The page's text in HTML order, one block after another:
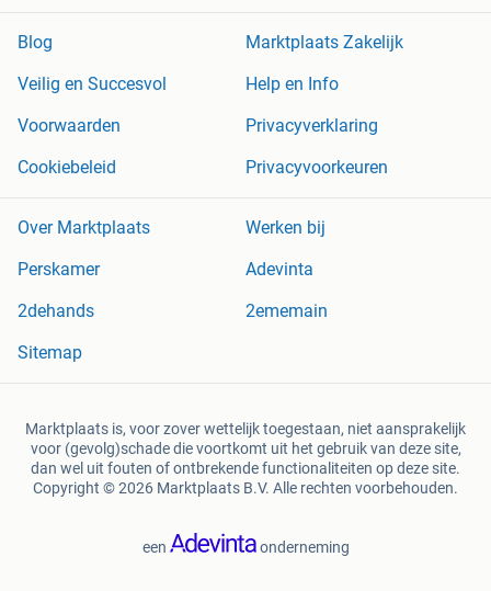
Blog
Marktplaats Zakelijk
Veilig en Succesvol
Help en Info
Voorwaarden
Privacyverklaring
Cookiebeleid
Privacyvoorkeuren
Over Marktplaats
Werken bij
Perskamer
Adevinta
2dehands
2ememain
Sitemap
Marktplaats is, voor zover wettelijk toegestaan, niet aansprakelijk
voor (gevolg)schade die voortkomt uit het gebruik van deze site,
dan wel uit fouten of ontbrekende functionaliteiten op deze site.
Copyright © 2026 Marktplaats B.V. Alle rechten voorbehouden.
een onderneming